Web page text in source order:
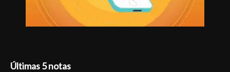
Últimas 5 notas